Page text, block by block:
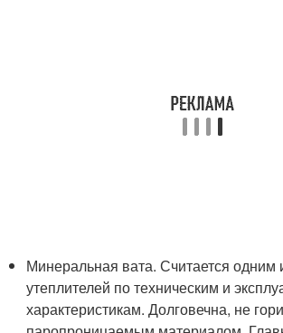
Минеральная вата. Считается одним
утеплителей по техническим и
характеристикам. Долговечна, не